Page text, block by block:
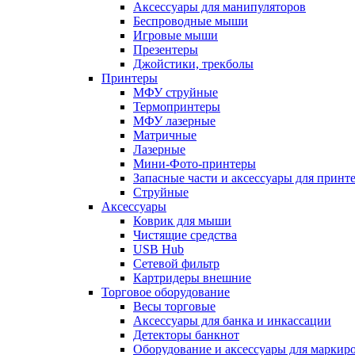
Аксессуары для манипуляторов
Беспроводные мыши
Игровые мыши
Презентеры
Джойстики, трекболы
Принтеры
МФУ струйные
Термопринтеры
МФУ лазерные
Матричные
Лазерные
Мини-Фото-принтеры
Запасные части и аксессуары для
Струйные
Аксессуары
Коврик для мыши
Чистящие средства
USB Hub
Сетевой фильтр
Картридеры внешние
Торговое оборудование
Весы торговые
Аксессуары для банка и инкассации
Детекторы банкнот
Оборудование и аксессуары для